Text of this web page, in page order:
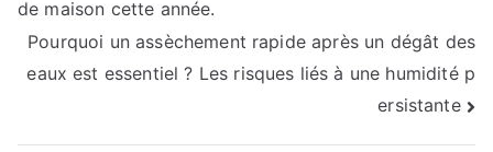
de
l’article
de maison cette année.
Pourquoi un assèchement rapide après un dégât des
eaux est essentiel ? Les risques liés à une humidité p
ersistante